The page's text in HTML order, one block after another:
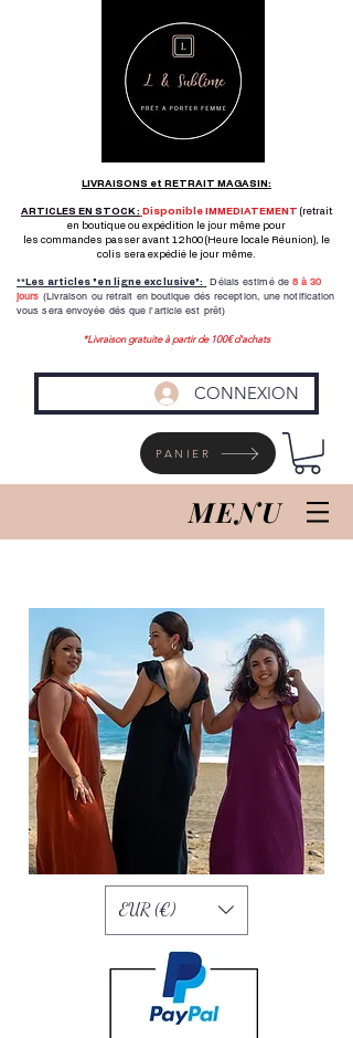
LIVRAISONS et RETRAIT MAGASIN:
ARTICLES EN STOCK : Disponible IMMEDIATEMENT (retrait
en boutique ou expédition le jour même pour
les commandes passer avant 12h00 (Heure locale Réunion), le
colis sera expédié le jour même.
**Les articles "en ligne exclusive": Délais estimé de 8 à 30
jours (Livraison ou retrait en boutique dés reception, une notification
vous sera envoyée dés que l'article est prêt)
*Livraison gratuite à partir de 100€ d'achats
CONNEXION
PANIER
MENU
EUR (€)